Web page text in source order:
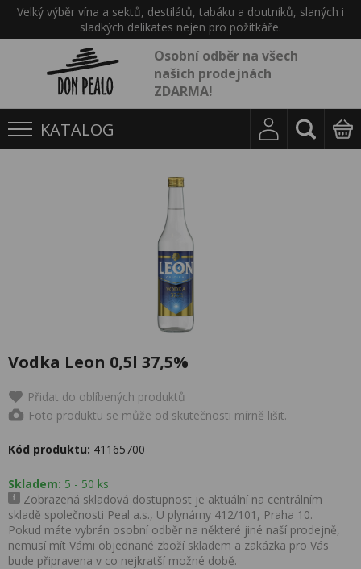
Velký výběr vína a sektů, destilátů, tabáku a doutníků, slaných i
sladkých delikates nejen pro požitkáře.
Osobní odběr na všech
našich prodejnách
ZDARMA!
KATALOG
Vodka Leon 0,5l 37,5%
Přidat do oblíbených produktů
Foto produktu se může od skutečnosti mírně lišit.
Kód produktu: 41165700
Skladem: 5 - 50 ks
Zobrazená skladová dostupnost je aktuální na centrálním
skladě společnosti Peal a.s., U plynárny 412/101, Praha 10.
Pokud máte vybrán osobní odběr na některé jiné naší prodejně,
nemusí mít Vámi objednané zboží skladem a zakázka pro Vás
bude připravena v co nejkratší možné době.